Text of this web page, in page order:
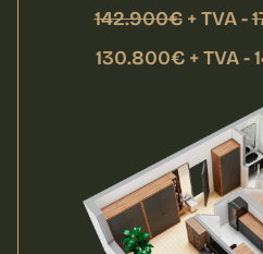
142.900€+ TVA -
130.800€ + TVA -